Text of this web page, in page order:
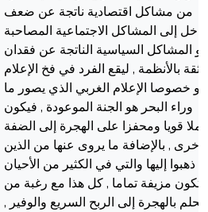
من مشاكل اقتصادية ناتجة عن ضعف
إلى المشاكل الاجتماعية المصاحبة
و المشاكل السياسية الناتجة عن فقدان
الثقة بالأنظمة , ليقع الفرد في فخ الإعلام
و خصوصا الإعلام الغربي الذي يصور ما
وراء البحر هو الجنة الموعودة , فيكون
قويا ومحفزا على الهجرة إلى الضفة
, بالإضافة ما يروى عنها من الذين
ذهبوا إليها والتي في الكثير من الأحيان
تكون مزيفة تماما , كل هذا مع رغبة من
يحلم بالهجرة إلى الربح السريع والوفير ,